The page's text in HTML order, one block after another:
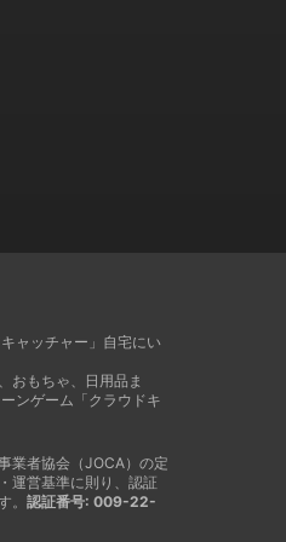
ャッチャー」自宅にい
おもちゃ、日用品ま
ンゲーム「クラウドキ
業者協会（JOCA）の定
運営基準に則り、認証
。 認証番号: 009-22-